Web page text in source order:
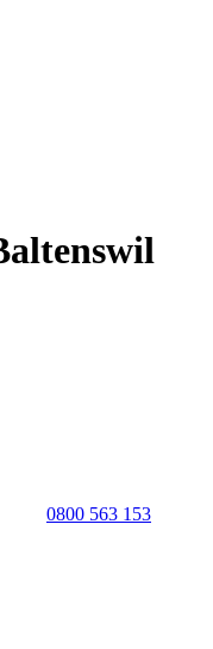
0800 563 153